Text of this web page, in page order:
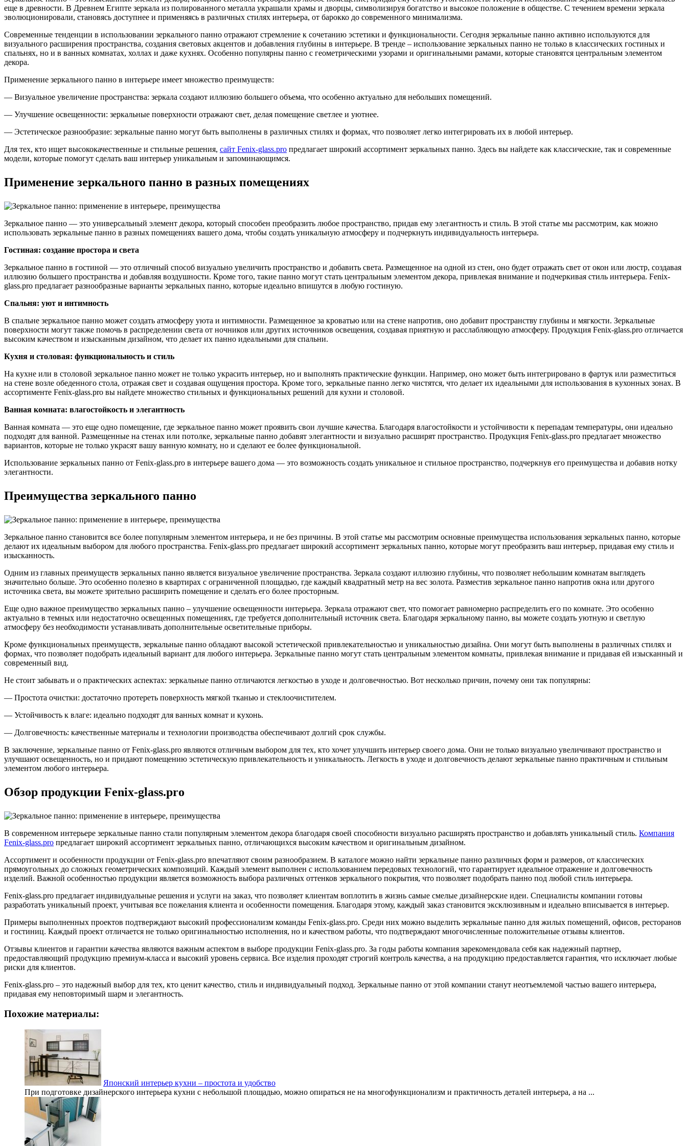
еще в древности. В Древнем Египте зеркала из полированного металла украшали храмы и дворцы, символизируя богатство и высокое положение в обществе. С течением времени зеркала
эволюционировали, становясь доступнее и применяясь в различных стилях интерьера, от барокко до современного минимализма.
Современные тенденции в использовании зеркального панно отражают стремление к сочетанию эстетики и функциональности. Сегодня зеркальные панно активно используются для
визуального расширения пространства, создания световых акцентов и добавления глубины в интерьере. В тренде – использование зеркальных панно не только в классических гостиных и
спальнях, но и в ванных комнатах, холлах и даже кухнях. Особенно популярны панно с геометрическими узорами и оригинальными рамами, которые становятся центральным элементом
декора.
Применение зеркального панно в интерьере имеет множество преимуществ:
— Визуальное увеличение пространства: зеркала создают иллюзию большего объема, что особенно актуально для небольших помещений.
— Улучшение освещенности: зеркальные поверхности отражают свет, делая помещение светлее и уютнее.
— Эстетическое разнообразие: зеркальные панно могут быть выполнены в различных стилях и формах, что позволяет легко интегрировать их в любой интерьер.
Для тех, кто ищет высококачественные и стильные решения, сайт Fenix-glass.pro предлагает широкий ассортимент зеркальных панно. Здесь вы найдете как классические, так и современные
модели, которые помогут сделать ваш интерьер уникальным и запоминающимся.
Применение зеркального панно в разных помещениях
Зеркальное панно — это универсальный элемент декора, который способен преобразить любое пространство, придав ему элегантность и стиль. В этой статье мы рассмотрим, как можно
использовать зеркальные панно в разных помещениях вашего дома, чтобы создать уникальную атмосферу и подчеркнуть индивидуальность интерьера.
Гостиная: создание простора и света
Зеркальное панно в гостиной — это отличный способ визуально увеличить пространство и добавить света. Размещенное на одной из стен, оно будет отражать свет от окон или люстр, создавая
иллюзию большего пространства и добавляя воздушности. Кроме того, такие панно могут стать центральным элементом декора, привлекая внимание и подчеркивая стиль интерьера. Fenix-
glass.pro предлагает разнообразные варианты зеркальных панно, которые идеально впишутся в любую гостиную.
Спальня: уют и интимность
В спальне зеркальное панно может создать атмосферу уюта и интимности. Размещенное за кроватью или на стене напротив, оно добавит пространству глубины и мягкости. Зеркальные
поверхности могут также помочь в распределении света от ночников или других источников освещения, создавая приятную и расслабляющую атмосферу. Продукция Fenix-glass.pro отличается
высоким качеством и изысканным дизайном, что делает их панно идеальными для спальни.
Кухня и столовая: функциональность и стиль
На кухне или в столовой зеркальное панно может не только украсить интерьер, но и выполнять практические функции. Например, оно может быть интегрировано в фартук или разместиться
на стене возле обеденного стола, отражая свет и создавая ощущения простора. Кроме того, зеркальные панно легко чистятся, что делает их идеальными для использования в кухонных зонах. В
ассортименте Fenix-glass.pro вы найдете множество стильных и функциональных решений для кухни и столовой.
Ванная комната: влагостойкость и элегантность
Ванная комната — это еще одно помещение, где зеркальное панно может проявить свои лучшие качества. Благодаря влагостойкости и устойчивости к перепадам температуры, они идеально
подходят для ванной. Размещенные на стенах или потолке, зеркальные панно добавят элегантности и визуально расширят пространство. Продукция Fenix-glass.pro предлагает множество
вариантов, которые не только украсят вашу ванную комнату, но и сделают ее более функциональной.
Использование зеркальных панно от Fenix-glass.pro в интерьере вашего дома — это возможность создать уникальное и стильное пространство, подчеркнув его преимущества и добавив нотку
элегантности.
Преимущества зеркального панно
Зеркальное панно становится все более популярным элементом интерьера, и не без причины. В этой статье мы рассмотрим основные преимущества использования зеркальных панно, которые
делают их идеальным выбором для любого пространства. Fenix-glass.pro предлагает широкий ассортимент зеркальных панно, которые могут преобразить ваш интерьер, придавая ему стиль и
изысканность.
Одним из главных преимуществ зеркальных панно является визуальное увеличение пространства. Зеркала создают иллюзию глубины, что позволяет небольшим комнатам выглядеть
значительно больше. Это особенно полезно в квартирах с ограниченной площадью, где каждый квадратный метр на вес золота. Разместив зеркальное панно напротив окна или другого
источника света, вы можете зрительно расширить помещение и сделать его более просторным.
Еще одно важное преимущество зеркальных панно – улучшение освещенности интерьера. Зеркала отражают свет, что помогает равномерно распределить его по комнате. Это особенно
актуально в темных или недостаточно освещенных помещениях, где требуется дополнительный источник света. Благодаря зеркальному панно, вы можете создать уютную и светлую
атмосферу без необходимости устанавливать дополнительные осветительные приборы.
Кроме функциональных преимуществ, зеркальные панно обладают высокой эстетической привлекательностью и уникальностью дизайна. Они могут быть выполнены в различных стилях и
формах, что позволяет подобрать идеальный вариант для любого интерьера. Зеркальные панно могут стать центральным элементом комнаты, привлекая внимание и придавая ей изысканный и
современный вид.
Не стоит забывать и о практических аспектах: зеркальные панно отличаются легкостью в уходе и долговечностью. Вот несколько причин, почему они так популярны:
— Простота очистки: достаточно протереть поверхность мягкой тканью и стеклоочистителем.
— Устойчивость к влаге: идеально подходят для ванных комнат и кухонь.
— Долговечность: качественные материалы и технологии производства обеспечивают долгий срок службы.
В заключение, зеркальные панно от Fenix-glass.pro являются отличным выбором для тех, кто хочет улучшить интерьер своего дома. Они не только визуально увеличивают пространство и
улучшают освещенность, но и придают помещению эстетическую привлекательность и уникальность. Легкость в уходе и долговечность делают зеркальные панно практичным и стильным
элементом любого интерьера.
Обзор продукции Fenix-glass.pro
В современном интерьере зеркальные панно стали популярным элементом декора благодаря своей способности визуально расширять пространство и добавлять уникальный стиль. Компания
Fenix-glass.pro предлагает широкий ассортимент зеркальных панно, отличающихся высоким качеством и оригинальным дизайном.
Ассортимент и особенности продукции от Fenix-glass.pro впечатляют своим разнообразием. В каталоге можно найти зеркальные панно различных форм и размеров, от классических
прямоугольных до сложных геометрических композиций. Каждый элемент выполнен с использованием передовых технологий, что гарантирует идеальное отражение и долговечность
изделий. Важной особенностью продукции является возможность выбора различных оттенков зеркального покрытия, что позволяет подобрать панно под любой стиль интерьера.
Fenix-glass.pro предлагает индивидуальные решения и услуги на заказ, что позволяет клиентам воплотить в жизнь самые смелые дизайнерские идеи. Специалисты компании готовы
разработать уникальный проект, учитывая все пожелания клиента и особенности помещения. Благодаря этому, каждый заказ становится эксклюзивным и идеально вписывается в интерьер.
Примеры выполненных проектов подтверждают высокий профессионализм команды Fenix-glass.pro. Среди них можно выделить зеркальные панно для жилых помещений, офисов, ресторанов
и гостиниц. Каждый проект отличается не только оригинальностью исполнения, но и качеством работы, что подтверждают многочисленные положительные отзывы клиентов.
Отзывы клиентов и гарантии качества являются важным аспектом в выборе продукции Fenix-glass.pro. За годы работы компания зарекомендовала себя как надежный партнер,
предоставляющий продукцию премиум-класса и высокий уровень сервиса. Все изделия проходят строгий контроль качества, а на продукцию предоставляется гарантия, что исключает любые
риски для клиентов.
Fenix-glass.pro – это надежный выбор для тех, кто ценит качество, стиль и индивидуальный подход. Зеркальные панно от этой компании станут неотъемлемой частью вашего интерьера,
придавая ему неповторимый шарм и элегантность.
Похожие материалы:
Японский интерьер кухни – простота и удобство
При подготовке дизайнерского интерьера кухни с небольшой площадью, можно опираться не на многофункционализм и практичность деталей интерьера, а на ...